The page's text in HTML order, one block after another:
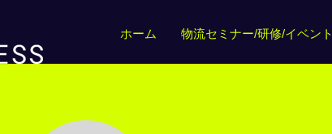
ホーム 物流セミナー/研修/イベント